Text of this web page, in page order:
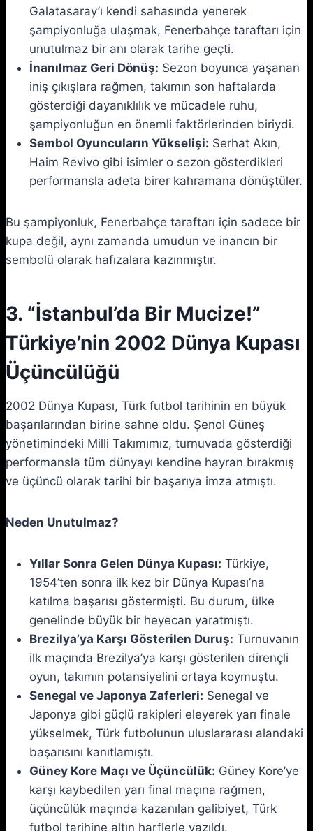
Galatasaray’ı kendi sahasında yenerek
şampiyonluğa ulaşmak, Fenerbahçe taraftarı için
unutulmaz bir anı olarak tarihe geçti.
İnanılmaz Geri Dönüş: Sezon boyunca yaşanan
iniş çıkışlara rağmen, takımın son haftalarda
gösterdiği dayanıklılık ve mücadele ruhu,
şampiyonluğun en önemli faktörlerinden biriydi.
Sembol Oyuncuların Yükselişi: Serhat Akın,
Haim Revivo gibi isimler o sezon gösterdikleri
performansla adeta birer kahramana dönüştüler.
Bu şampiyonluk, Fenerbahçe taraftarı için sadece bir
kupa değil, aynı zamanda umudun ve inancın bir
sembolü olarak hafızalara kazınmıştır.
3. “İstanbul’da Bir Mucize!”
Türkiye’nin 2002 Dünya Kupası
Üçüncülüğü
2002 Dünya Kupası, Türk futbol tarihinin en büyük
başarılarından birine sahne oldu. Şenol Güneş
yönetimindeki Milli Takımımız, turnuvada gösterdiği
performansla tüm dünyayı kendine hayran bırakmış
ve üçüncü olarak tarihi bir başarıya imza atmıştı.
Neden Unutulmaz?
Yıllar Sonra Gelen Dünya Kupası: Türkiye,
1954’ten sonra ilk kez bir Dünya Kupası’na
katılma başarısı göstermişti. Bu durum, ülke
genelinde büyük bir heyecan yaratmıştı.
Brezilya’ya Karşı Gösterilen Duruş: Turnuvanın
ilk maçında Brezilya’ya karşı gösterilen dirençli
oyun, takımın potansiyelini ortaya koymuştu.
Senegal ve Japonya Zaferleri: Senegal ve
Japonya gibi güçlü rakipleri eleyerek yarı finale
yükselmek, Türk futbolunun uluslararası alandaki
başarısını kanıtlamıştı.
Güney Kore Maçı ve Üçüncülük: Güney Kore’ye
karşı kaybedilen yarı final maçına rağmen,
üçüncülük maçında kazanılan galibiyet, Türk
futbol tarihine altın harflerle yazıldı.